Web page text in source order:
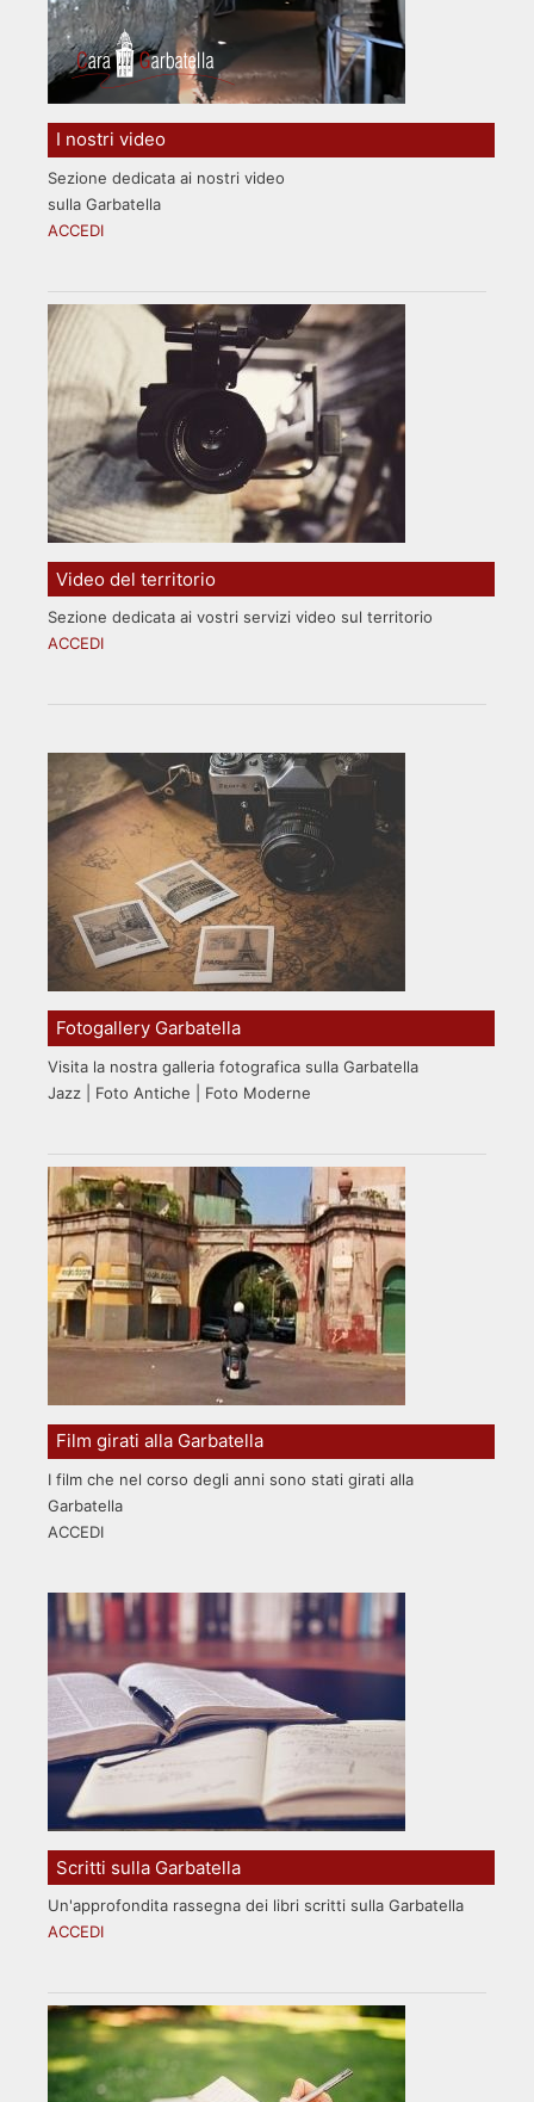
I nostri video
Sezione dedicata ai nostri video
sulla Garbatella
ACCEDI
Video del territorio
Sezione dedicata ai vostri servizi video sul territorio
ACCEDI
Fotogallery Garbatella
Visita la nostra galleria fotografica sulla Garbatella
Jazz | Foto Antiche | Foto Moderne
Film girati alla Garbatella
I film che nel corso degli anni sono stati girati alla
Garbatella
ACCEDI
Scritti sulla Garbatella
Un'approfondita rassegna dei libri scritti sulla Garbatella
ACCEDI